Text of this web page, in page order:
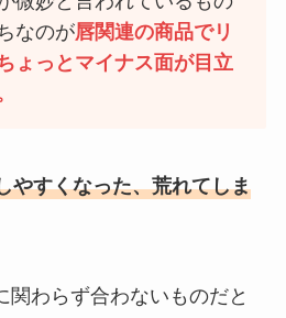
なのが唇関連の商品でリ
ょっとマイナス面が目立
やすくなった、荒れてしま
関わらず合わないものだと